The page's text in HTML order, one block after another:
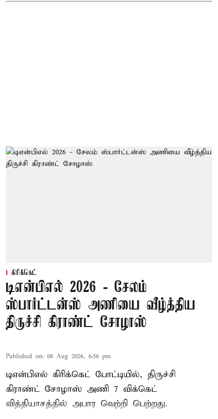
கிரிக்கெட்
டிஎன்பிஎல் 2026 - சேலம்
ஸ்பார்ட்டன்ஸ் அணியை வீழ்த்திய
திருச்சி கிராண்ட் சோழாஸ்
Published on: 08 Aug 2026, 6:56 pm
டிஎன்பிஎல் கிரிக்கெட் போட்டியில், திருச்சி
கிராண்ட் சோழாஸ் அணி 7 விக்கெட்
வித்தியாசத்தில் அபார வெற்றி பெற்றது.